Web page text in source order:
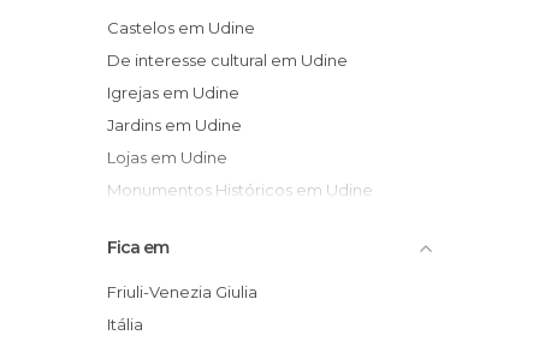
Castelos em Udine
De interesse cultural em Udine
Igrejas em Udine
Jardins em Udine
Lojas em Udine
Monumentos Históricos em Udine
Palácios em Udine
Praças em Udine
Fica em
Friuli-Venezia Giulia
Itália